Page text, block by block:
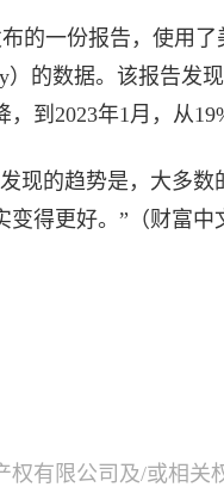
的一份报告，使用
）的数据。该报告发
到2023年1月，从
现的趋势是，大多数
得更好。”（财富中
有限公司及/或相关